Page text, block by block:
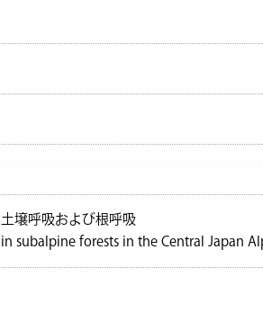
壌呼吸および根呼吸
subalpine forests in the Central Japan